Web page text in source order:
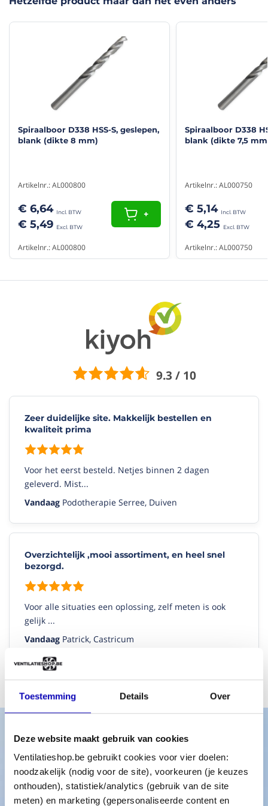
Toestemming Details Over
Deze website maakt gebruik van cookies
Ventilatieshop.be gebruikt cookies voor vier doelen:
noodzakelijk (nodig voor de site), voorkeuren (je keuzes
onthouden), statistiek/analytics (gebruik van de site
meten) en marketing (gepersonaliseerde content en
Professionele boor van het kwaliteitsmerk Labor
Spiraalboor D338 HSS-S, geslepen,
blank (dikte 8 mm)
Artikelnr.: AL000800
€ 6,64
€ 5,49
+
Artikelnr.: AL000800
Spiraalboor D338
blank (dikte 7,5
Artikelnr.: AL000750
€ 5,14
€ 4,25
Artikelnr.: AL000750
9.3 / 10
Zeer duidelijke site. Makkelijk bestellen en
kwaliteit prima
Voor het eerst besteld. Netjes binnen 2 dagen
geleverd. Mist...
Vandaag Podotherapie Serree, Duiven
Overzichtelijk ,mooi assortiment, en heel snel
bezorgd.
Voor alle situaties een oplossing, zelf meten is ook
gelijk ...
Vandaag Patrick, Castricum
Bekijk alle verhalen
Advies nodig van onze specialisten?
Neem contact met ons op en wij helpen je verder op weg!
Onze klantenservice is bereikbaar van 08:30 tot 17:00 uur